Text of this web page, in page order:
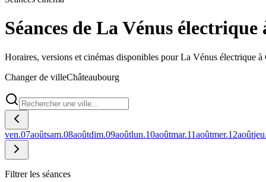
Séances de La Vénus
Horaires, versions et cinémas disponibles pour La Vénus électrique à
Changer de villeChâteaubourg
ven.07aoûtsam.08aoûtdim.09aoûtlun.10aoûtmar.11aoûtmer.12aoûtjeu.
Filtrer les séances